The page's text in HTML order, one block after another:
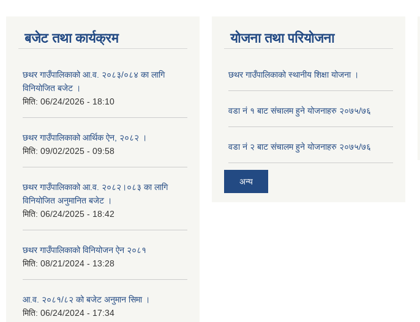
बजेट तथा कार्यक्रम
छथर गाउँपालिकाको आ.व. २०८३/०८४ का लागि
विनियोजित बजेट ।
मिति: 06/24/2026 - 18:10
छथर गाउँपालिकाको आर्थिक ऐन, २०८२ ।
मिति: 09/02/2025 - 09:58
छथर गाउँपालिकाको आ.व. २०८२।०८३ का लागि
विनियोजित अनुमानित बजेट ।
मिति: 06/24/2025 - 18:42
छथर गाउँपालिकाको विनियोजन ऐन २०८१
मिति: 08/21/2024 - 13:28
आ.व. २०८१/८२ को बजेट अनुमान सिमा ।
मिति: 06/24/2024 - 17:34
योजना तथा परियोजना
छथर गाउँपालिकाको स्थानीय शिक्षा योजना ।
वडा नं १ बाट संचालम हुने योजनाहरु २०७५/७६
वडा नं २ बाट संचालम हुने योजनाहरु २०७५/७६
अन्य